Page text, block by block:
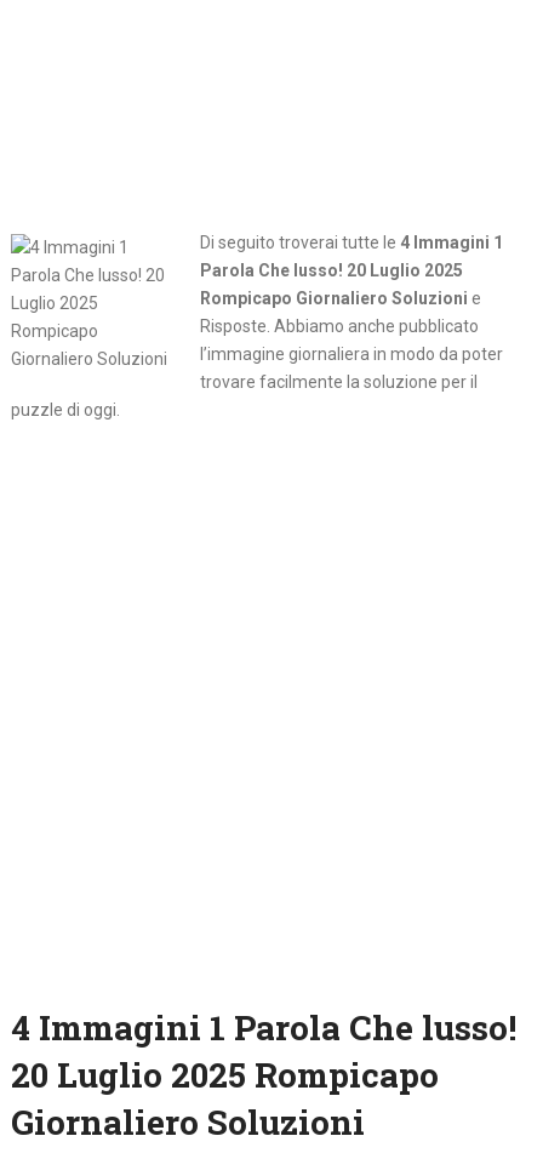
Di seguito troverai tutte le 4 Immagini 1
Parola Che lusso! 20 Luglio 2025
Rompicapo Giornaliero Soluzioni e
Risposte. Abbiamo anche pubblicato
l’immagine giornaliera in modo da poter
trovare facilmente la soluzione per il
puzzle di oggi.
4 Immagini 1 Parola Che lusso!
20 Luglio 2025 Rompicapo
Giornaliero Soluzioni